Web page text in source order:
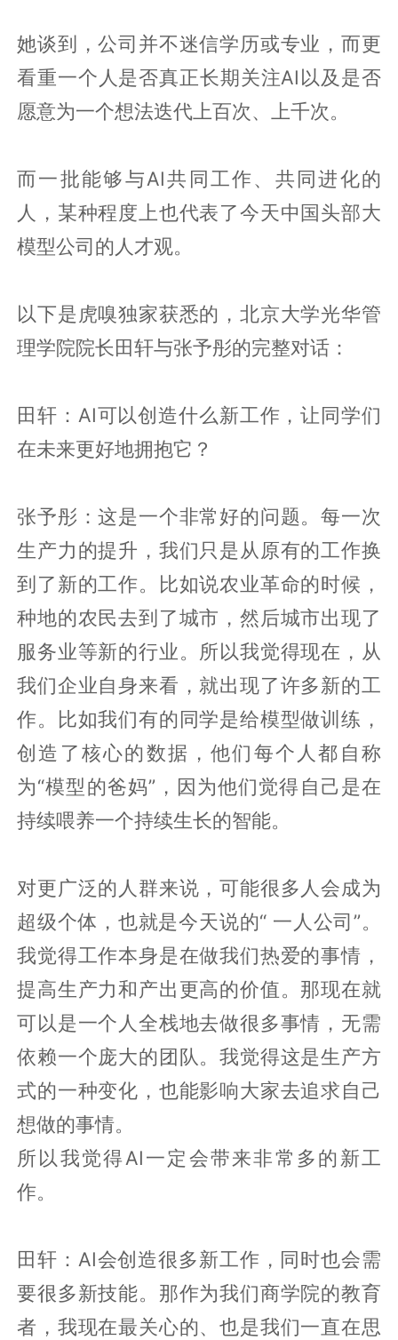
她谈到，公司并不迷信学历或专业，而更
看重一个人是否真正长期关注AI以及是否
愿意为一个想法迭代上百次、上千次。
而一批能够与AI共同工作、共同进化的
人，某种程度上也代表了今天中国头部大
模型公司的人才观。
以下是虎嗅独家获悉的，北京大学光华管
理学院院长田轩与张予彤的完整对话：
田轩：AI可以创造什么新工作，让同学们
在未来更好地拥抱它？
张予彤：这是一个非常好的问题。每一次
生产力的提升，我们只是从原有的工作换
到了新的工作。比如说农业革命的时候，
种地的农民去到了城市，然后城市出现了
服务业等新的行业。所以我觉得现在，从
我们企业自身来看，就出现了许多新的工
作。比如我们有的同学是给模型做训练，
创造了核心的数据，他们每个人都自称
为“模型的爸妈”，因为他们觉得自己是在
持续喂养一个持续生长的智能。
对更广泛的人群来说，可能很多人会成为
超级个体，也就是今天说的“ 一人公司”。
我觉得工作本身是在做我们热爱的事情，
提高生产力和产出更高的价值。那现在就
可以是一个人全栈地去做很多事情，无需
依赖一个庞大的团队。我觉得这是生产方
式的一种变化，也能影响大家去追求自己
想做的事情。
所以我觉得AI一定会带来非常多的新工
作。
田轩：AI会创造很多新工作，同时也会需
要很多新技能。那作为我们商学院的教育
者，我现在最关心的、也是我们一直在思